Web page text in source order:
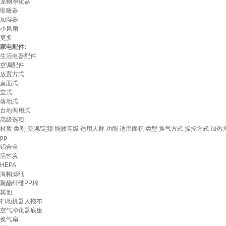
宠物净化器
取暖器
加湿器
小风扇
更多
家电配件:
生活电器配件
空调配件
放置方式:
桌面式
立式
落地式
台地两用式
高级选项:
材质 类别 变频/定频 能效等级 适用人群 功能 适用面积 类型 换气方式 操控方式 加热
pp
铝合金
活性炭
HEPA
海帕滤纸
聚酯纤维PP棉
其他
扫地机器人拖布
空气净化器底座
换气扇